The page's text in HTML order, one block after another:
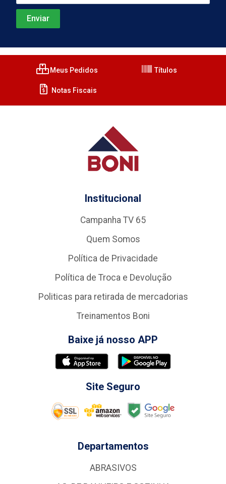
Meus Pedidos Títulos
Notas Fiscais
Institucional
Campanha TV 65
Quem Somos
Política de Privacidade
Política de Troca e Devolução
Politicas para retirada de mercadorias
Treinamentos Boni
Baixe já nosso APP
Site Seguro
Departamentos
ABRASIVOS